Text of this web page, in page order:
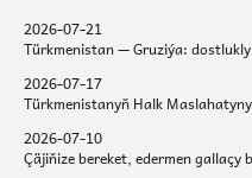
2026-07-21
Türkmenistan — Gruziýa:
2026-07-17
Türkmenistanyň Halk
2026-07-10
Çäjiňize bereket, edermen gallaçy